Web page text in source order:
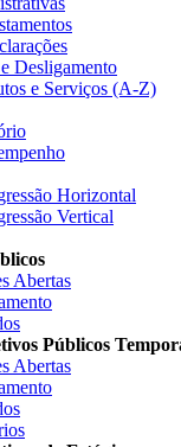
Desligamento
e Serviços (A-Z)
Horizontal
Vertical
Abertas
Públicos
Abertas